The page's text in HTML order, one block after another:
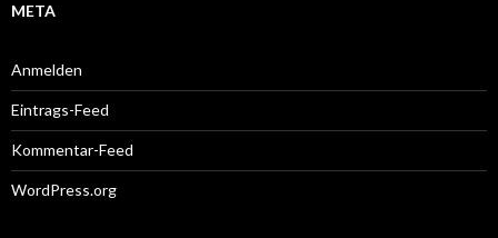
META
Anmelden
Eintrags-Feed
Kommentar-Feed
WordPress.org